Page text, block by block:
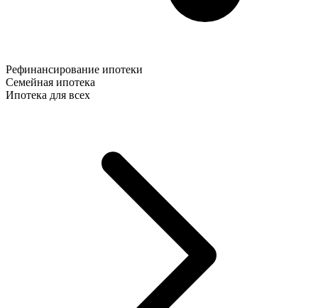
Рефинансирование ипотеки
Семейная ипотека
Ипотека для всех